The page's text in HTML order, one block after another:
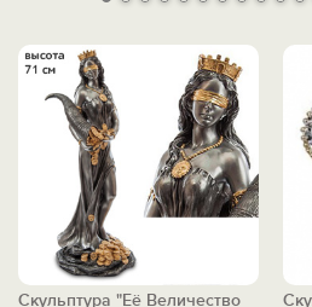
Скульптура "Её Величество